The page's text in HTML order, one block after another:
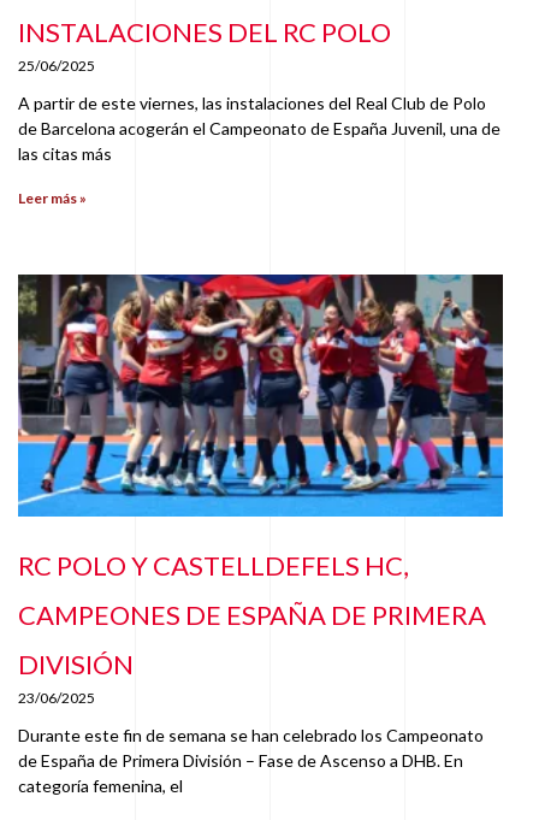
INSTALACIONES DEL RC POLO
25/06/2025
A partir de este viernes, las instalaciones del Real Club de Polo
de Barcelona acogerán el Campeonato de España Juvenil, una de
las citas más
Leer más »
RC POLO Y CASTELLDEFELS HC,
CAMPEONES DE ESPAÑA DE PRIMERA
DIVISIÓN
23/06/2025
Durante este fin de semana se han celebrado los Campeonato
de España de Primera División – Fase de Ascenso a DHB. En
categoría femenina, el